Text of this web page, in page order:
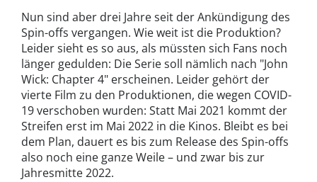
Nun sind aber drei Jahre seit der Ankündigung des
Spin-offs vergangen. Wie weit ist die Produktion?
Leider sieht es so aus, als müssten sich Fans noch
länger gedulden: Die Serie soll nämlich nach "John
Wick: Chapter 4" erscheinen. Leider gehört der
vierte Film zu den Produktionen, die wegen COVID-
19 verschoben wurden: Statt Mai 2021 kommt der
Streifen erst im Mai 2022 in die Kinos. Bleibt es bei
dem Plan, dauert es bis zum Release des Spin-offs
also noch eine ganze Weile – und zwar bis zur
Jahresmitte 2022.